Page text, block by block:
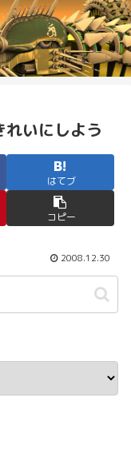
いにしよう
はてブ
コピー
2008.12.30